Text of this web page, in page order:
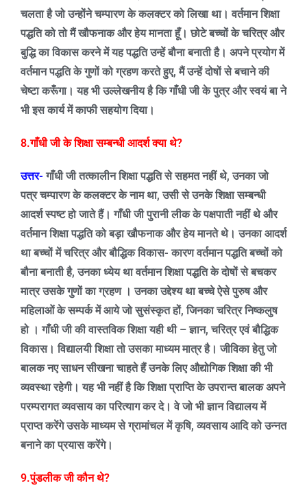
चलता है जो उन्होंने चम्पारण के कलक्टर को लिखा था। वर्तमान शिक्षा
पद्धति को तो मैं खौफनाक और हेय मानता हूँ। छोटे बच्चों के चरित्र और
बुद्धि का विकास करने में यह पद्धति उन्हें बौना बनाती है। अपने प्रयोग में
वर्तमान पद्धति के गुणों को ग्रहण करते हुए,मैं उन्हें दोषों से बचाने की
चेष्टा करूँगा। यह भी उल्लेखनीय है कि गाँधी जी के पुत्र और स्वयं बा ने
भी इस कार्य में काफी सहयोग दिया।
8.गाँधी जी के शिक्षा सम्बन्धी आदर्श क्या थे?
उत्तर- गाँधी जी तत्कालीन शिक्षा पद्धति से सहमत नहीं थे,उनका जो
पत्र चम्पारण के कलक्टर के नाम था,उसी से उनके शिक्षा सम्बन्धी
आदर्श स्पष्ट हो जाते हैं। गाँधी जी पुरानी लीक के पक्षपाती नहीं थे और
वर्तमान शिक्षा पद्धति को बड़ा खौफनाक और हेय मानते थे। उनका आदर्श
था बच्चों में चरित्र और बौद्धिक विकास- कारण वर्तमान पद्धति बच्चों को
बौना बनाती है,उनका ध्येय था वर्तमान शिक्षा पद्धति के दोषों से बचकर
मात्र उसके गुणों का ग्रहण । उनका उद्देश्य था बच्चे ऐसे पुरुष और
महिलाओं के सम्पर्क में आये जो सुसंस्कृत हों,जिनका चरित्र निष्कलुष
हो । गाँधी जी की वास्तविक शिक्षा यही थी – ज्ञान,चरित्र एवं बौद्धिक
विकास। विद्यालयी शिक्षा तो उसका माध्यम मात्र है। जीविका हेतु जो
बालक नए साधन सीखना चाहते हैं उनके लिए औद्योगिक शिक्षा की भी
व्यवस्था रहेगी। यह भी नहीं है कि शिक्षा प्राप्ति के उपरान्त बालक अपने
परम्परागत व्यवसाय का परित्याग कर दे। वे जो भी ज्ञान विद्यालय में
प्राप्त करेंगे उसके माध्यम सेग्रामांचल में कृषि,व्यवसाय आदि को उन्नत
बनाने का प्रयास करेंगे।
9.पुंडलीक जी कौन थे?